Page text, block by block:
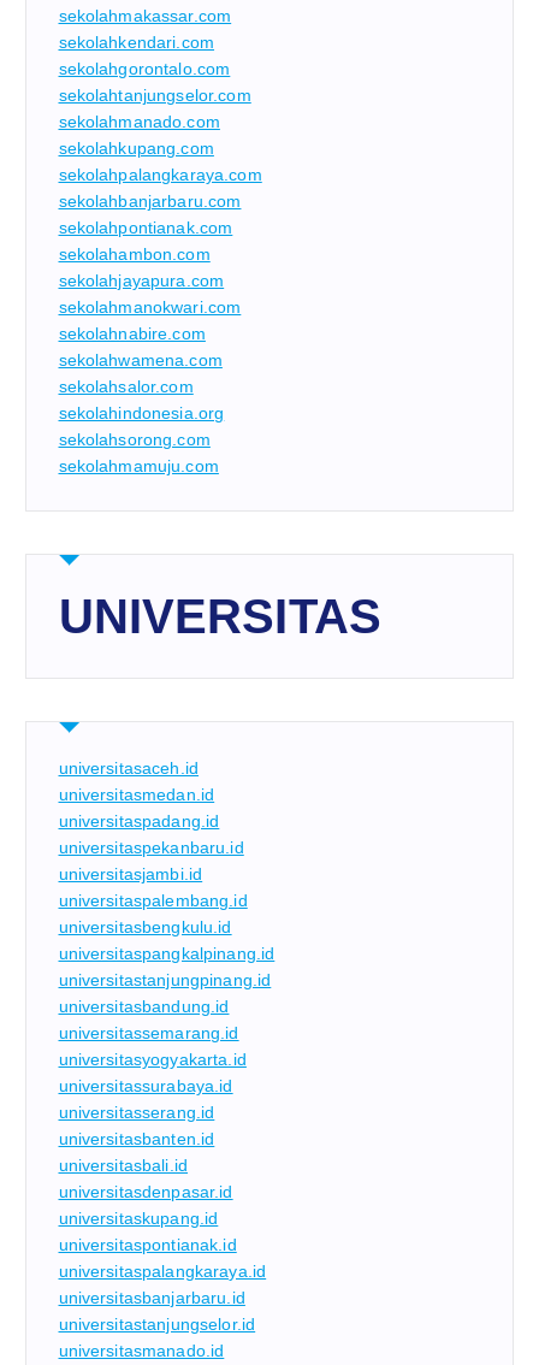
sekolahmakassar.com
sekolahkendari.com
sekolahgorontalo.com
sekolahtanjungselor.com
sekolahmanado.com
sekolahkupang.com
sekolahpalangkaraya.com
sekolahbanjarbaru.com
sekolahpontianak.com
sekolahambon.com
sekolahjayapura.com
sekolahmanokwari.com
sekolahnabire.com
sekolahwamena.com
sekolahsalor.com
sekolahindonesia.org
sekolahsorong.com
sekolahmamuju.com
UNIVERSITAS
universitasaceh.id
universitasmedan.id
universitaspadang.id
universitaspekanbaru.id
universitasjambi.id
universitaspalembang.id
universitasbengkulu.id
universitaspangkalpinang.id
universitastanjungpinang.id
universitasbandung.id
universitassemarang.id
universitasyogyakarta.id
universitassurabaya.id
universitasserang.id
universitasbanten.id
universitasbali.id
universitasdenpasar.id
universitaskupang.id
universitaspontianak.id
universitaspalangkaraya.id
universitasbanjarbaru.id
universitastanjungselor.id
universitasmanado.id